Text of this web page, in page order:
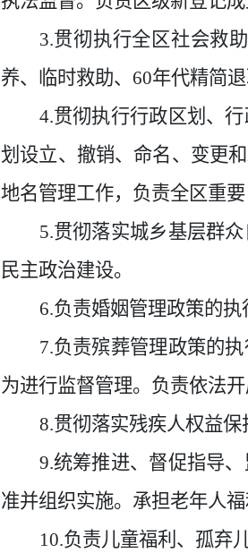
3.贯彻执行全区社会救
养、临时救助、60年代精简
4.贯彻执行行政区划、
划设立、撤销、命名、变更
地名管理工作，负责全区重
5.贯彻落实城乡基层群
民主政治建设。
6.负责婚姻管理政策的执
7.负责殡葬管理政策的
为进行监督管理。负责依法开
8.贯彻落实残疾人权益
9.统筹推进、督促指导
准并组织实施。承担老年人
10.负责儿童福利、孤弃